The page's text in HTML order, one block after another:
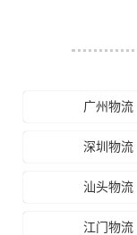
广州物流
深圳物流
汕头物流
江门物流